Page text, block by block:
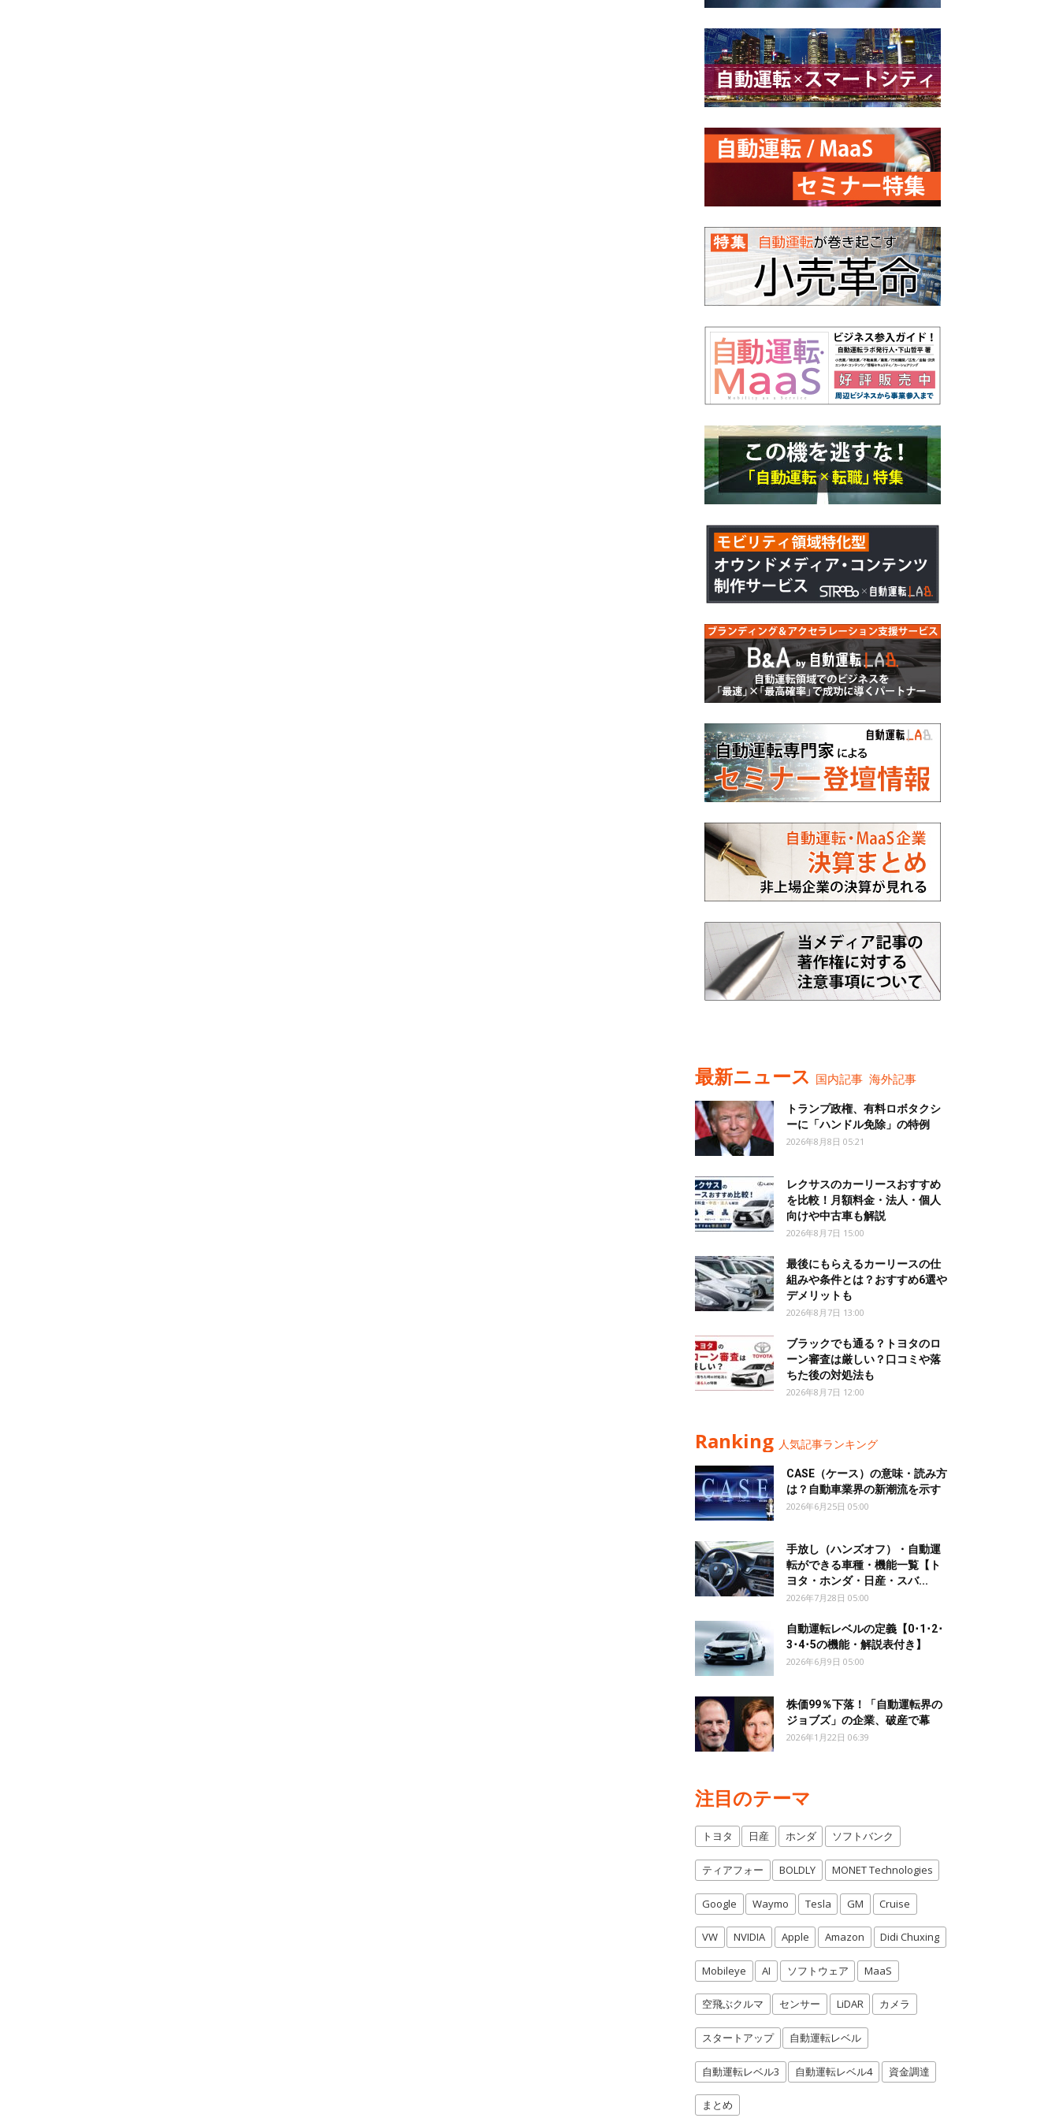
最新ニュース 国内記事 海外記事
トランプ政権、有料ロボタクシ
ーに「ハンドル免除」の特例
2026年8月8日 05:21
レクサスのカーリースおすすめ
を比較！月額料金・法人・個人
向けや中古車も解説
2026年8月7日 15:00
最後にもらえるカーリースの仕
組みや条件とは？おすすめ6選や
デメリットも
2026年8月7日 13:00
ブラックでも通る？トヨタのロ
ーン審査は厳しい？口コミや落
ちた後の対処法も
2026年8月7日 12:00
Ranking 人気記事ランキング
CASE（ケース）の意味・読み方
は？自動車業界の新潮流を示す
2026年6月25日 05:00
手放し（ハンズオフ）・自動運
転ができる車種・機能一覧【ト
ヨタ・ホンダ・日産・スバ...
2026年7月28日 05:00
自動運転レベルの定義【0･1･2･
3･4･5の機能・解説表付き】
2026年6月9日 05:00
株価99％下落！「自動運転界の
ジョブズ」の企業、破産で幕
2026年1月22日 06:39
注目のテーマ
トヨタ 日産 ホンダ ソフトバンク
ティアフォー BOLDLY MONET Technologies
Google Waymo Tesla GM Cruise
VW NVIDIA Apple Amazon Didi Chuxing
Mobileye AI ソフトウェア MaaS
空飛ぶクルマ センサー LiDAR カメラ
スタートアップ 自動運転レベル
自動運転レベル3 自動運転レベル4 資金調達
まとめ